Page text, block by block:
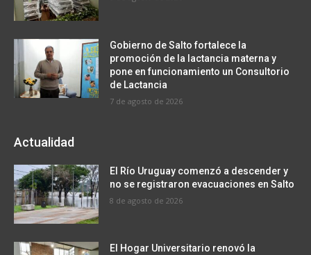
Gobierno de Salto fortalece la
promoción de la lactancia materna y
pone en funcionamiento un Consultorio
de Lactancia
7 de agosto de 2026
Actualidad
El Río Uruguay comenzó a descender y
no se registraron evacuaciones en Salto
8 de agosto de 2026
El Hogar Universitario renovó la